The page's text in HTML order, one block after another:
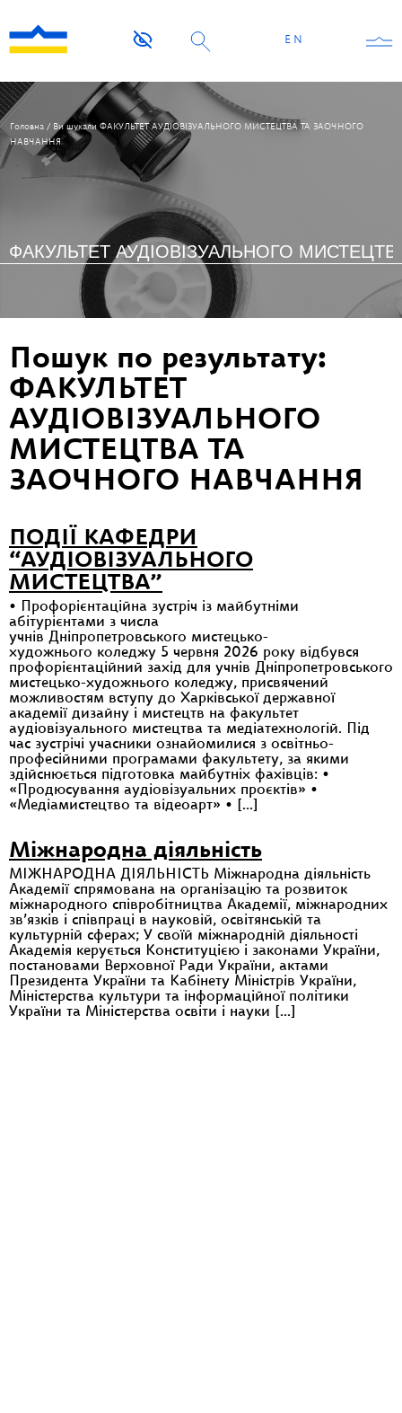
EN
Головна / Ви шукали ФАКУЛЬТЕТ АУДІОВІЗУАЛЬНОГО МИСТЕЦТВА ТА ЗАОЧНОГО
НАВЧАННЯ
Пошук по результату:
ФАКУЛЬТЕТ
АУДІОВІЗУАЛЬНОГО
МИСТЕЦТВА ТА
ЗАОЧНОГО НАВЧАННЯ
ПОДІЇ КАФЕДРИ
“АУДІОВІЗУАЛЬНОГО
МИСТЕЦТВА”
• Профорієнтаційна зустріч із майбутніми
абітурієнтами з числа
учнів Дніпропетровського мистецько-
художнього коледжу 5 червня 2026 року відбувся
профорієнтаційний захід для учнів Дніпропетровського
мистецько-художнього коледжу, присвячений
можливостям вступу до Харківської державної
академії дизайну і мистецтв на факультет
аудіовізуального мистецтва та медіатехнологій. Під
час зустрічі учасники ознайомилися з освітньо-
професійними програмами факультету, за якими
здійснюється підготовка майбутніх фахівців: •
«Продюсування аудіовізуальних проєктів» •
«Медіамистецтво та відеоарт» • […]
Міжнародна діяльність
МІЖНАРОДНА ДІЯЛЬНІСТЬ Міжнародна діяльність
Академії спрямована на організацію та розвиток
міжнародного співробітництва Академії, міжнародних
зв’язків і співпраці в науковій, освітянській та
культурній сферах; У своїй міжнародній діяльності
Академія керується Конституцією і законами України,
постановами Верховної Ради України, актами
Президента України та Кабінету Міністрів України,
Міністерства культури та інформаційної політики
України та Міністерства освіти і науки […]